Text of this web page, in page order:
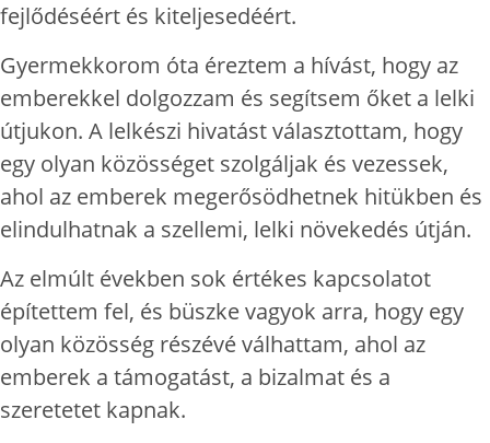
fejlődéséért és kiteljesedéért.
Gyermekkorom óta éreztem a hívást, hogy az
emberekkel dolgozzam és segítsem őket a lelki
útjukon. A lelkészi hivatást választottam, hogy
egy olyan közösséget szolgáljak és vezessek,
ahol az emberek megerősödhetnek hitükben és
elindulhatnak a szellemi, lelki növekedés útján.
Az elmúlt években sok értékes kapcsolatot
építettem fel, és büszke vagyok arra, hogy egy
olyan közösség részévé válhattam, ahol az
emberek a támogatást, a bizalmat és a
szeretetet kapnak.